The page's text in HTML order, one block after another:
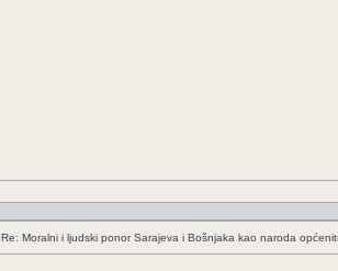
Re: Moralni i ljudski ponor Sarajeva i Bošnjaka kao naroda